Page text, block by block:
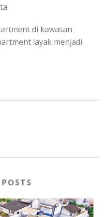
di kawasan
layak menjadi